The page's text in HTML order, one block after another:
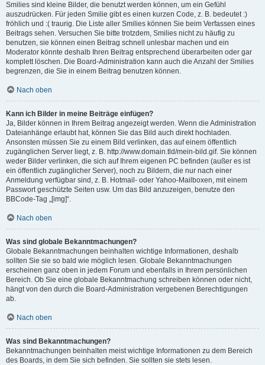
Smilies sind kleine Bilder, die benutzt werden können, um ein Gefühl
auszudrücken. Für jeden Smilie gibt es einen kurzen Code, z. B. bedeutet :)
fröhlich und :( traurig. Die Liste aller Smilies können Sie beim Verfassen eines
Beitrags sehen. Versuchen Sie bitte trotzdem, Smilies nicht zu häufig zu
benutzen, sie können einen Beitrag schnell unlesbar machen und ein
Moderator könnte deshalb Ihren Beitrag entsprechend überarbeiten oder gar
komplett löschen. Die Board-Administration kann auch die Anzahl der Smilies
begrenzen, die Sie in einem Beitrag benutzen können.
Nach oben
Kann ich Bilder in meine Beiträge einfügen?
Ja, Bilder können in Ihrem Beitrag angezeigt werden. Wenn die Administration
Dateianhänge erlaubt hat, können Sie das Bild auch direkt hochladen.
Ansonsten müssen Sie zu einem Bild verlinken, das auf einem öffentlich
zugänglichen Server liegt, z. B. http://www.domain.tld/mein-bild.gif. Sie können
weder Bilder verlinken, die sich auf Ihrem eigenen PC befinden (außer es ist
ein öffentlich zugänglicher Server), noch zu Bildern, die nur nach einer
Anmeldung verfügbar sind, z. B. Hotmail- oder Yahoo-Mailboxen, mit einem
Passwort geschützte Seiten usw. Um das Bild anzuzeigen, benutze den
BBCode-Tag „[img]“.
Nach oben
Was sind globale Bekanntmachungen?
Globale Bekanntmachungen beinhalten wichtige Informationen, deshalb
sollten Sie sie so bald wie möglich lesen. Globale Bekanntmachungen
erscheinen ganz oben in jedem Forum und ebenfalls in Ihrem persönlichen
Bereich. Ob Sie eine globale Bekanntmachung schreiben können oder nicht,
hängt von den durch die Board-Administration vergebenen Berechtigungen
ab.
Nach oben
Was sind Bekanntmachungen?
Bekanntmachungen beinhalten meist wichtige Informationen zu dem Bereich
des Boards, in dem Sie sich befinden. Sie sollten sie stets lesen.